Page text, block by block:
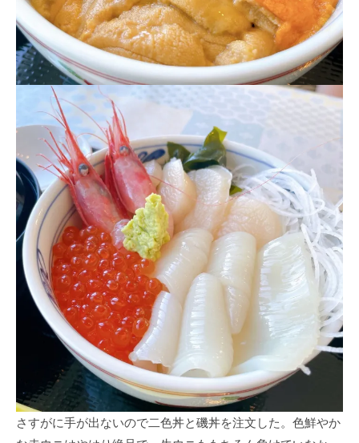
さすがに手が出ないので二色丼と磯丼を注文した。色鮮やか